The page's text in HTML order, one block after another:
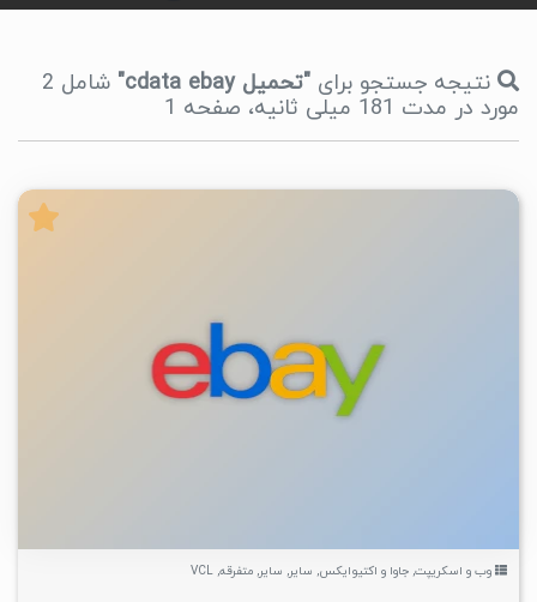
نتیجه جستجو برای "تحميل cdata ebay"
شامل 2
مورد در مدت 181 میلی ثانیه، صفحه 1
۵/۲۱K ۱۴۰۴/۰۶/۰۳ ۰
وب و اسکریپت, جاوا و اکتیوایکس, سایر, سایر, متفرقه,
VCL